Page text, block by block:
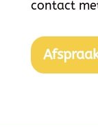
contact